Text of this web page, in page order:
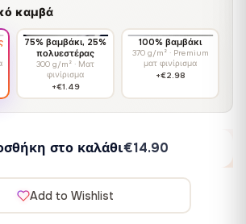
καμβά
75% βαμβάκι, 25%
πολυεστέρας
300 g/m² · Ματ
φινίρισμα
+€1.49
100% βαμβάκι
370 g/m² · Premium
ματ φινίρισμα
+€2.98
στο καλάθι€14.90
Add to Wishlist